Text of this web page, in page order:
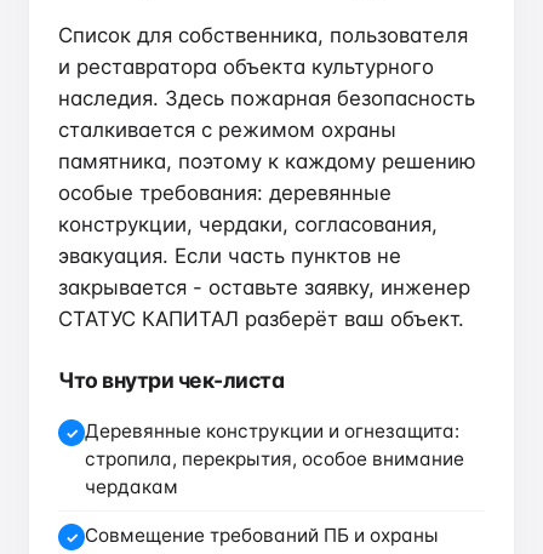
Список для собственника, пользователя
и реставратора объекта культурного
наследия. Здесь пожарная безопасность
сталкивается с режимом охраны
памятника, поэтому к каждому решению
особые требования: деревянные
конструкции, чердаки, согласования,
эвакуация. Если часть пунктов не
закрывается - оставьте заявку, инженер
СТАТУС КАПИТАЛ разберёт ваш объект.
Что внутри чек-листа
✓ Деревянные конструкции и огнезащита:
стропила, перекрытия, особое внимание
чердакам
✓ Совмещение требований ПБ и охраны